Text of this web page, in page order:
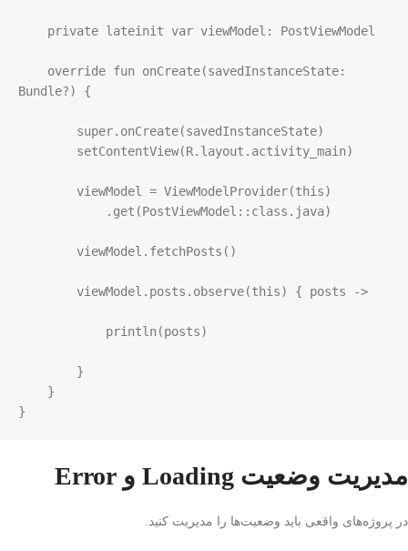
private lateinit var viewModel : PostViewModel
override fun onCreate(savedInstanceState
Bundle?) {
super. onCreate(savedInstanceState)
setContentView(R. layout . activity_main)
viewModel = ViewModelProvider(this)
            .
get (PostViewModel :: class . java)
viewModel . fetchPosts ()
viewModel . posts . observe(this) { posts ->
println(posts)
}
مدیریت وضعیت Loading و Error
در پروژه‌های واقعی باید وضعیت‌ها را مدیریت کنید.